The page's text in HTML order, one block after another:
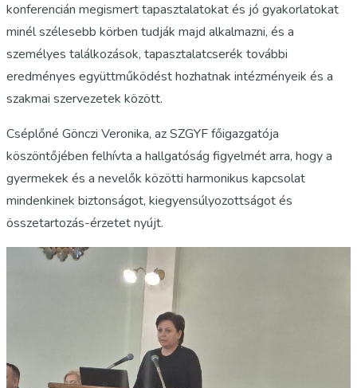
konferencián megismert tapasztalatokat és jó gyakorlatokat
minél szélesebb körben tudják majd alkalmazni, és a
személyes találkozások, tapasztalatcserék további
eredményes együttműködést hozhatnak intézményeik és a
szakmai szervezetek között.
Cséplőné Gönczi Veronika, az SZGYF főigazgatója
köszöntőjében felhívta a hallgatóság figyelmét arra, hogy a
gyermekek és a nevelők közötti harmonikus kapcsolat
mindenkinek biztonságot, kiegyensúlyozottságot és
összetartozás-érzetet nyújt.